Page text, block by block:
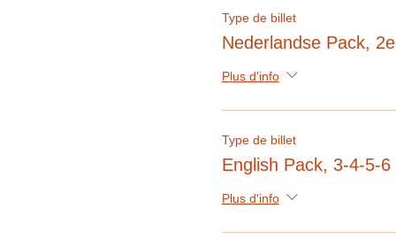
1-2e LM1 + 3e LM2:
3-4e LM1 + 5-6e
2e (préparation au
3-4e LM1 et 5-6e
Type de billet
Nederlandse Pack,
Plus d'info
Type de billet
English Pack, 3-4-5-6
Plus d'info